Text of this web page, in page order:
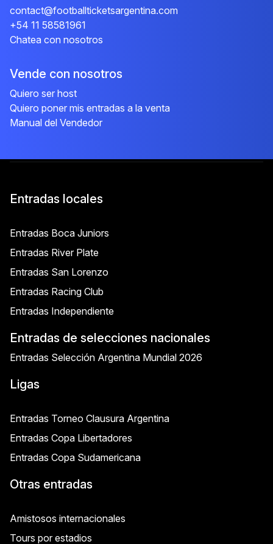
contact@footballticketsargentina.com
+54 11 58581961
Chatea con nosotros
Vende con nosotros
Quiero ser host
Quiero poner mis entradas a la venta
Manual del Vendedor
Entradas locales
Entradas Boca Juniors
Entradas River Plate
Entradas San Lorenzo
Entradas Racing Club
Entradas Independiente
Entradas de selecciones nacionales
Entradas Selección Argentina Mundial 2026
Ligas
Entradas Torneo Clausura Argentina
Entradas Copa Libertadores
Entradas Copa Sudamericana
Otras entradas
Amistosos internacionales
Tours por estadios